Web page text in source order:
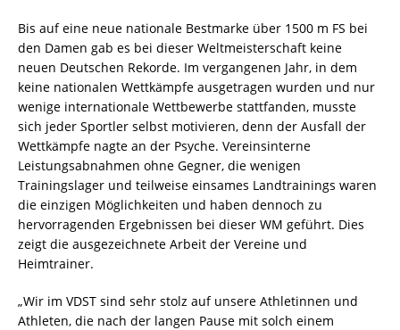
Bis auf eine neue nationale Bestmarke über 1500 m FS bei
den Damen gab es bei dieser Weltmeisterschaft keine
neuen Deutschen Rekorde. Im vergangenen Jahr, in dem
keine nationalen Wettkämpfe ausgetragen wurden und nur
wenige internationale Wettbewerbe stattfanden, musste
sich jeder Sportler selbst motivieren, denn der Ausfall der
Wettkämpfe nagte an der Psyche. Vereinsinterne
Leistungsabnahmen ohne Gegner, die wenigen
Trainingslager und teilweise einsames Landtrainings waren
die einzigen Möglichkeiten und haben dennoch zu
hervorragenden Ergebnissen bei dieser WM geführt. Dies
zeigt die ausgezeichnete Arbeit der Vereine und
Heimtrainer.
„Wir im VDST sind sehr stolz auf unsere Athletinnen und
Athleten, die nach der langen Pause mit solch einem